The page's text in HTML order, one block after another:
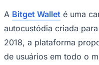
A Bitget Wallet é uma
autocustódia criada
2018, a plataforma
de usuários em todo o